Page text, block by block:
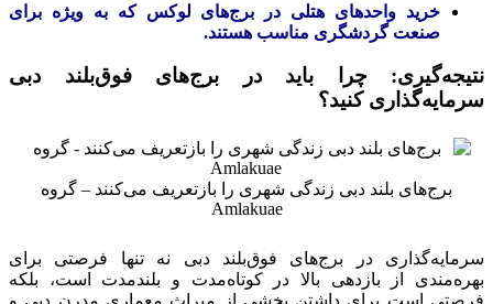
خرید واحدهای هتلی در برج‌های لوکس که به ویژه برای
صنعت گردشگری مناسب هستند.
نتیجه‌گیری: چرا باید در برج‌های فوق‌بلند دبی
سرمایه‌گذاری کنید؟
برج‌های بلند دبی زندگی شهری را بازتعریف می‌کنند – گروه
Amlakuae
سرمایه‌گذاری در برج‌های فوق‌بلند دبی نه تنها فرصتی برای
بهره‌مندی از بازدهی بالا در کوتاه‌مدت و بلندمدت است، بلکه